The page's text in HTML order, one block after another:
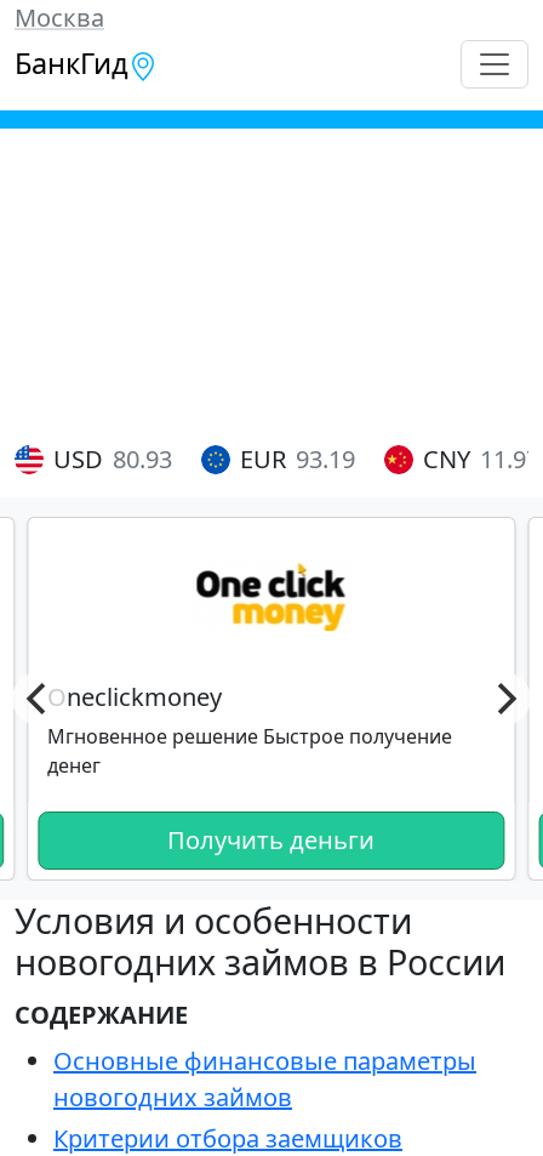
Москва
БанкГид
USD 80.93 EUR 93.19 CNY 11.97
Oneclickmoney
Мгновенное решение Быстрое получение
денег
Получить деньги
Условия и особенности
новогодних займов в России
СОДЕРЖАНИЕ
Основные финансовые параметры
новогодних займов
Критерии отбора заемщиков